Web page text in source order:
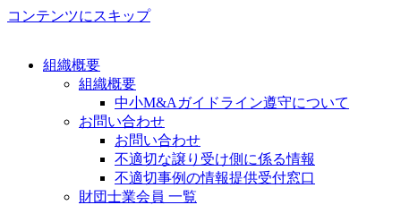
コンテンツにスキップ
組織概要
組織概要
中小M&Aガイドライン遵守について
お問い合わせ
お問い合わせ
不適切な譲り受け側に係る情報
不適切事例の情報提供受付窓口
財団士業会員 一覧